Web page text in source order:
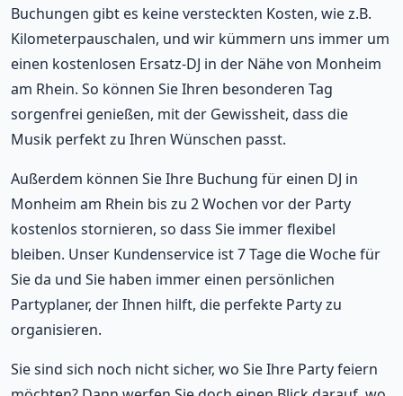
Buchungen gibt es keine versteckten Kosten, wie z.B.
Kilometerpauschalen, und wir kümmern uns immer um
einen kostenlosen Ersatz-DJ in der Nähe von Monheim
am Rhein. So können Sie Ihren besonderen Tag
sorgenfrei genießen, mit der Gewissheit, dass die
Musik perfekt zu Ihren Wünschen passt.
Außerdem können Sie Ihre Buchung für einen DJ in
Monheim am Rhein bis zu 2 Wochen vor der Party
kostenlos stornieren, so dass Sie immer flexibel
bleiben. Unser Kundenservice ist 7 Tage die Woche für
Sie da und Sie haben immer einen persönlichen
Partyplaner, der Ihnen hilft, die perfekte Party zu
organisieren.
Sie sind sich noch nicht sicher, wo Sie Ihre Party feiern